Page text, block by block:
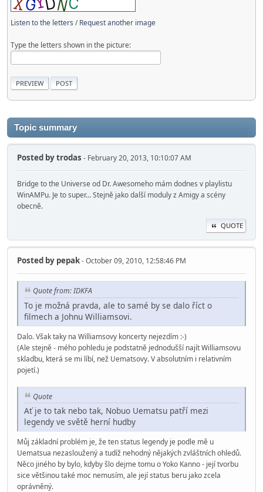
Listen to the letters /Request another image
Type the letters shown in the picture:
Topic summary
Posted bytrodas - February 20, 2013, 10:10:07 AM
Bridge to the Universe od Dr. Awesomeho mám dodnes v playlistu
WinAMPu. Je to super... Stejně jako další moduly z Amigy a scény
obecně.
QUOTE
Posted by pepak- October 09, 2010, 12:58:46 PM
Quote from: IDKFA
To je možná pravda, ale to samé by se dalo říct o
filmech a Johnu Williamsovi.
Dalo. Však taky na Williamsovy koncerty nejezdím :-)
(Ale stejně - mého pohledu je podstatně jednodušší najít Williamsovu
skladbu, která se mi líbí, než Uematsovy. V absolutním i relativním
pojetí.)
Quote
Ať je to tak nebo tak, Nobuo Uematsu patří mezi
legendy ve světě herní hudby
Můj základní problém je, že ten status legendy je podle mě u
Uematsua nezasloužený a tudíž nehodný nějakých zvláštních ohledů.
Něco jiného by bylo, kdyby šlo dejme tomu o Yoko Kanno - její tvorbu
sice většinou také moc nemusím, ale její status beru jako zcela
oprávněný.